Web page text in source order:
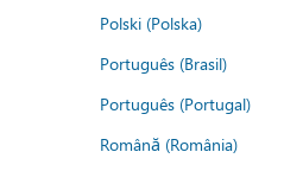
Polski (Polska)
Português (Brasil)
Português (Portugal)
Română (România)